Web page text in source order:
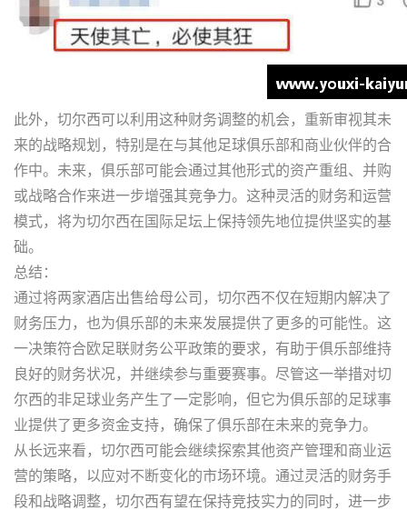
此外，切尔西可以利用这种财务调整的机会，重新审视其未
来的战略规划，特别是在与其他足球俱乐部和商业伙伴的合
作中。未来，俱乐部可能会通过其他形式的资产重组、并购
或战略合作来进一步增强其竞争力。这种灵活的财务和运营
模式，将为切尔西在国际足坛上保持领先地位提供坚实的基
础。
总结：
通过将两家酒店出售给母公司，切尔西不仅在短期内解决了
财务压力，也为俱乐部的未来发展提供了更多的可能性。这
一决策符合欧足联财务公平政策的要求，有助于俱乐部维持
良好的财务状况，并继续参与重要赛事。尽管这一举措对切
尔西的非足球业务产生了一定影响，但它为俱乐部的足球事
业提供了更多资金支持，确保了俱乐部在未来的竞争力。
从长远来看，切尔西可能会继续探索其他资产管理和商业运
营的策略，以应对不断变化的市场环境。通过灵活的财务手
段和战略调整，切尔西有望在保持竞技实力的同时，进一步